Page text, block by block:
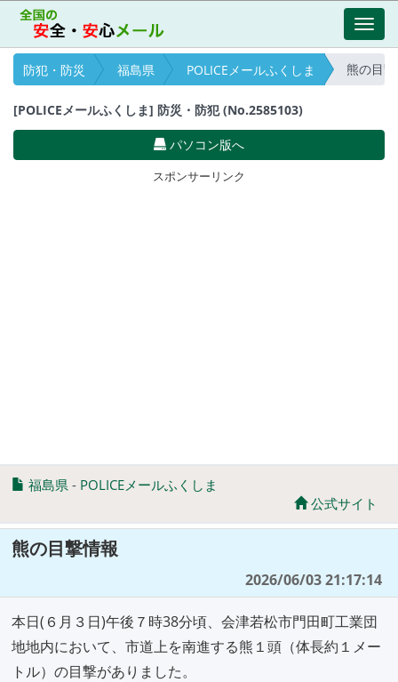
防犯・防災
福島県 POLICEメールふくしま 熊の目
[POLICEメールふくしま] 防災・防犯 (No.2585103)
パソコン版へ
スポンサーリンク
福島県 - POLICEメールふくしま
公式サイト
熊の目撃情報
2026/06/03 21:17:14
本日(６月３日)午後７時38分頃、会津若松市門田町工業団
地地内において、市道上を南進する熊１頭（体長約１メー
トル）の目撃がありました。